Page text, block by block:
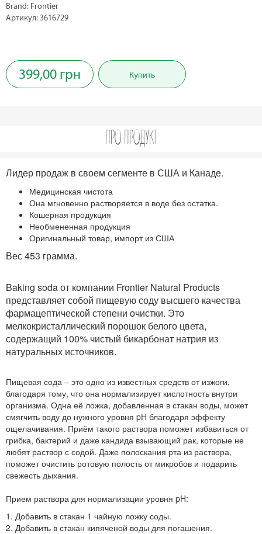
Brand: Frontier
Артикул: 3616729
399,00 грн Купить
ПРО ПРОДУКТ
Лидер продаж в своем сегменте в США и Канаде.
Медицинская чистота
Она мгновенно растворяется в воде без остатка.
Кошерная продукция
Необмененная продукция
Оригинальный товар, импорт из США
Вес 453 грамма.
Baking soda от компании Frontier Natural Products
представляет собой пищевую соду высшего качества
фармацептической степени очистки. Это
мелкокристаллический порошок белого цвета,
содержащий 100% чистый бикарбонат натрия из
натуральных источников.
Пищевая сода – это одно из известных средств от изжоги,
благодаря тому, что она нормализирует кислотность внутри
организма. Одна её ложка, добавленная в стакан воды, может
смягчить воду до нужного уровня pH благодаря эффекту
ощелачивания. Приём такого раствора поможет избавиться от
грибка, бактерий и даже кандида взывающий рак, которые не
любят раствор с содой. Даже полоскания рта из раствора,
поможет очистить ротовую полость от микробов и подарить
свежесть дыхания.
Прием раствора для нормализации уровня pH:
1. Добавить в стакан 1 чайную ложку соды.
2. Добавить в стакан кипяченой воды для погашения.